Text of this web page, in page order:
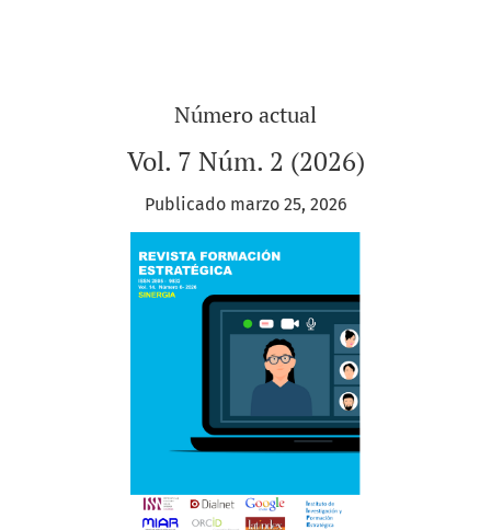
Número actual
Vol. 7 Núm. 2 (2026)
Publicado marzo 25, 2026